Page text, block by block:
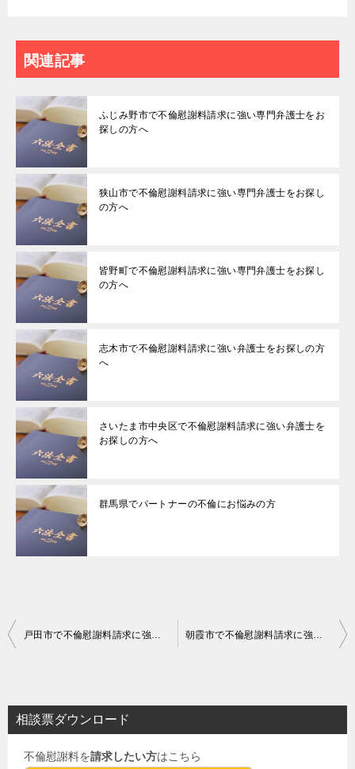
関連記事
ふじみ野市で不倫慰謝料請求に強い専門弁護士をお
探しの方へ
狭山市で不倫慰謝料請求に強い専門弁護士をお探し
の方へ
皆野町で不倫慰謝料請求に強い専門弁護士をお探し
の方へ
志木市で不倫慰謝料請求に強い弁護士をお探しの方
へ
さいたま市中央区で不倫慰謝料請求に強い弁護士を
お探しの方へ
群馬県でパートナーの不倫にお悩みの方
投
ビ
ゲ
戸田市で不倫慰謝料請求に強い弁護士をお探しの方へ 朝霞市で不倫慰謝料請求に強い弁護士をお探しの方へ
相談票ダウンロード
不倫慰謝料を請求したい方はこちら